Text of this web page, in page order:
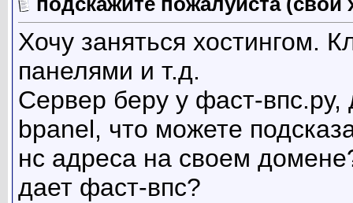
Хочу заняться хостингом.
панелями и т.д.
Сервер беру у фаст-
bpanel, что можете
нс адреса на своем
дает фаст-впс?